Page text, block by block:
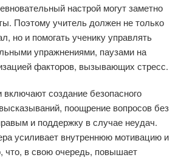
настрой могут заметно
Поэтому учитель должен не только
но и помогать ученику управлять
упражнениями, паузами на
факторов, вызывающих стресс.
включают создание безопасного
поощрение вопросов без
и поддержку в случае неудач.
усиливает внутреннюю мотивацию и
что, в свою очередь, повышает